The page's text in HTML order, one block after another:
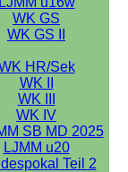
WK GS
WK GS II
HR/Sek
WK II
WK III
WK IV
SB MD 2025
LJMM u20
Teil 2